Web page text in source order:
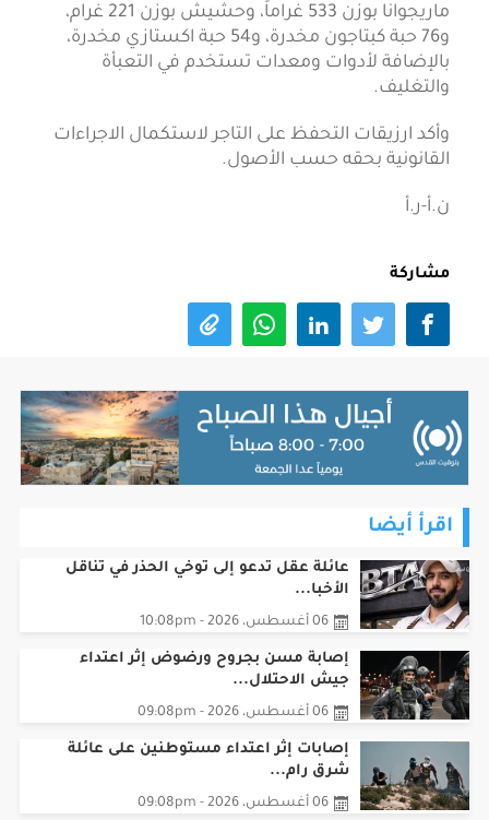
ماريجوانا بوزن 533 غراماً، وحشيش بوزن 221 غرام،
و76 حبة كبتاجون مخدرة، و54 حبة اكستازي مخدرة،
بالإضافة لأدوات ومعدات تستخدم في التعبأة
والتغليف.
وأكد ارزيقات التحفظ على التاجر لاستكمال الاجراءات
القانونية بحقه حسب الأصول.
ن.أ-ر.أ
مشاركة
اقرأ أيضا
عائلة عقل تدعو إلى توخي الحذر في تناقل
الأخبا...
06 أغسطس، 2026 - 10:08pm
إصابة مسن بجروح ورضوض إثر اعتداء
جيش الاحتلال...
06 أغسطس، 2026 - 09:08pm
‏إصابات إثر اعتداء مستوطنين على عائلة
شرق رام...
06 أغسطس، 2026 - 09:08pm